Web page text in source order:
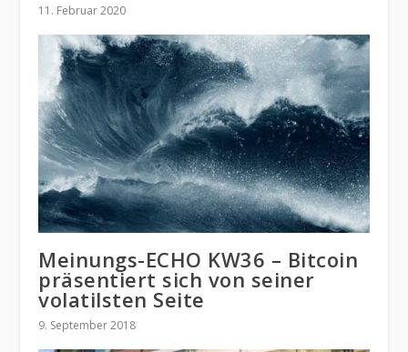
11. Februar 2020
Meinungs-ECHO KW36 – Bitcoin
präsentiert sich von seiner
volatilsten Seite
9. September 2018